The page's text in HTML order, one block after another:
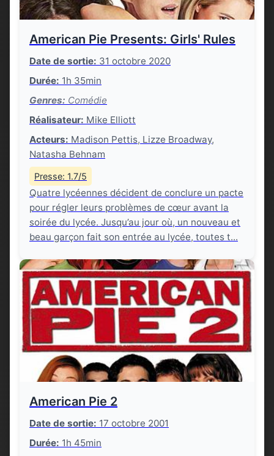
American Pie Presents: Girls' Rules
Date de sortie: 31 octobre 2020
Durée: 1h 35min
Genres: Comédie
Réalisateur: Mike Elliott
Acteurs: Madison Pettis, Lizze Broadway,
Natasha Behnam
Presse: 1.7/5
Quatre lycéennes décident de conclure un pacte
pour régler leurs problèmes de cœur avant la
soirée du lycée. Jusqu’au jour où, un nouveau et
beau garçon fait son entrée au lycée, toutes t...
American Pie 2
Date de sortie: 17 octobre 2001
Durée: 1h 45min